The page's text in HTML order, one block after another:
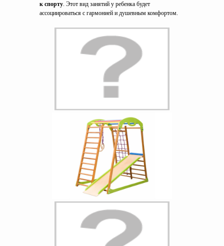
к спорту. Этот вид занятий у ребенка будет
ассоциироваться с гармонией и душевным комфортом.